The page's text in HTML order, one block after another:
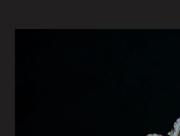
Passa alle